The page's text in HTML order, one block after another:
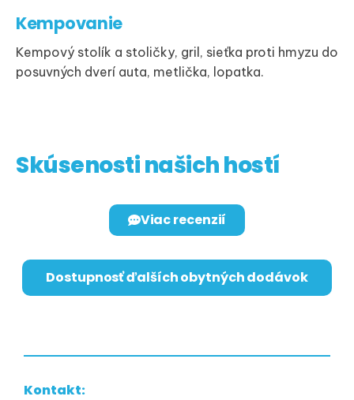
Kempovanie
Kempový stolík a stoličky, gril, sieťka proti hmyzu do
posuvných dverí auta, metlička, lopatka.
Skúsenosti našich hostí
Viac recenzií
Dostupnosť ďalších obytných dodávok
Kontakt: